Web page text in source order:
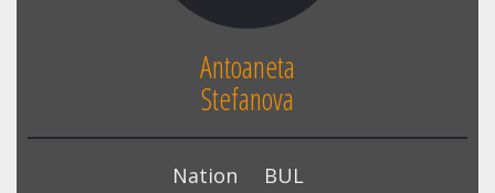
Antoaneta
Stefanova
Nation
BUL